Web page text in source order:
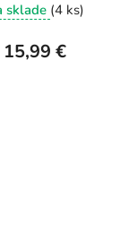
sklade (4 ks)
15,99 €